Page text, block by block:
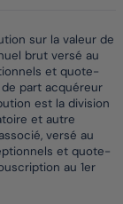
sur la valeur de
brut versé au
et quote-
part acquéreur
est la division
et autre
versé au
et quote-
au 1er